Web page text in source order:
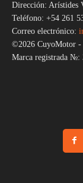
Dirección: Arístides
Teléfono: +54 261
Correo electrónico:
©2026 CuyoMotor -
Marca registrada №: